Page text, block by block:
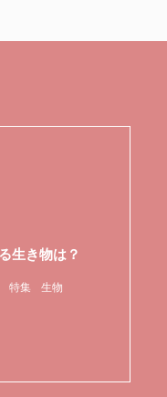
特集 生物
生き物は？